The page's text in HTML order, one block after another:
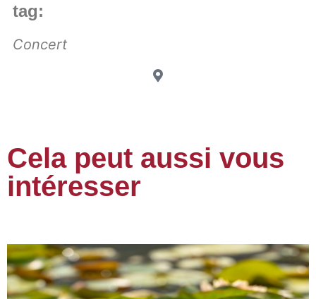
tag:
Concert
Cela peut aussi vous
intéresser